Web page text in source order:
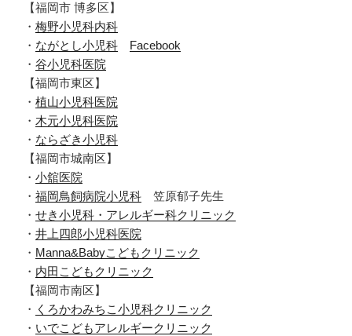
【福岡市 博多区】
・ 梅野小児科内科
・ ながとし小児科
Facebook
・ 谷小児科医院
【福岡市東区】
・ 植山小児科医院
・ 木元小児科医院
・ ならざき小児科
【福岡市城南区】
・ 小舘医院
・ 福岡鳥飼病院小児科 笠原郁子先生
・ せき小児科・アレルギー科クリニック
・ 井上四郎小児科医院
・ Manna&Babyこどもクリニック
・ 内田こどもクリニック
【福岡市南区】
・ くろかわみちこ小児科クリニック
・ いでこどもアレルギークリニック